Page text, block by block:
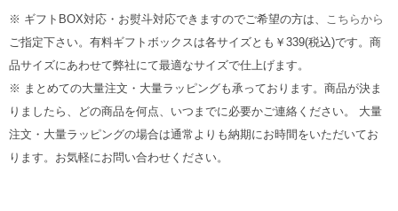
※ ギフトBOX対応・お熨斗対応できますのでご希望の方は、
こちらから
ご指定下さい。有料ギフトボックスは各サイズとも￥339(税込)です。商
品サイズにあわせて弊社にて最適なサイズで仕上げます。
※ まとめての大量注文・大量ラッピングも承っております。商品が決ま
りましたら、どの商品を何点、いつまでに必要かご連絡ください。 大量
注文・大量ラッピングの場合は通常よりも納期にお時間をいただいてお
ります。お気軽にお問い合わせください。